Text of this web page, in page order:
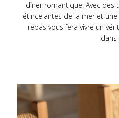
dîner romantique. Avec des
étincelantes de la mer et
repas vous fera vivre un
dans